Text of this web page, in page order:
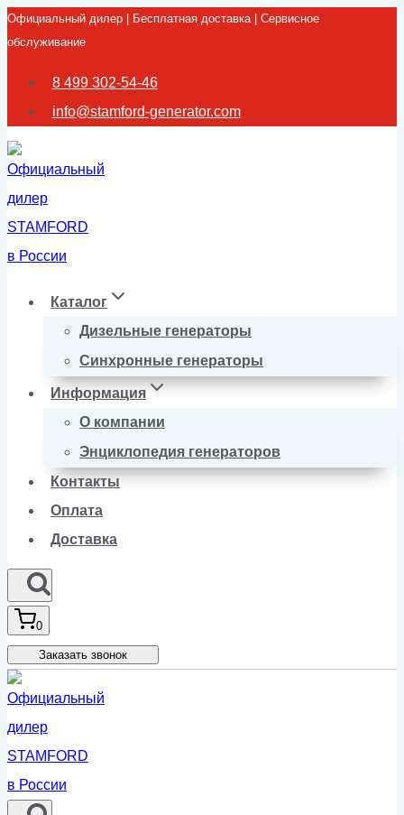
Перейти
к
содержимому
Официальный дилер | Бесплатная доставка | Сервисное
обслуживание
8 499 302-54-46
info@stamford-generator.com
Каталог
Дизельные генераторы
Синхронные генераторы
Информация
О компании
Энциклопедия генераторов
Контакты
Оплата
Доставка
0
Заказать звонок